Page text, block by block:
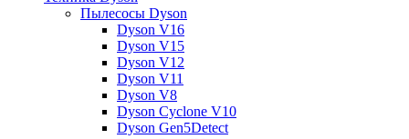
Пылесосы Dyson
Dyson V16
Dyson V15
Dyson V12
Dyson V11
Dyson V8
Dyson Cyclone V10
Dyson Gen5Detect